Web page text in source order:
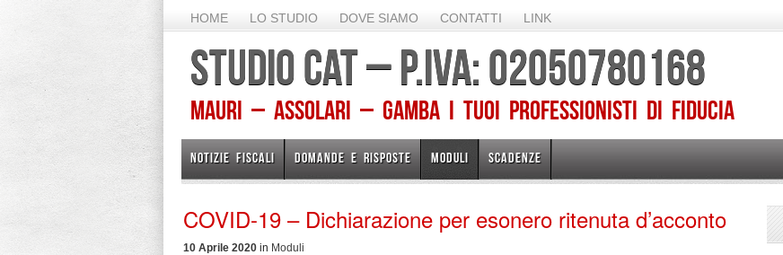
HOME LO STUDIO DOVE SIAMO CONTATTI LINK
STUDIO CAT – P.IVA: 02050780168
Mauri – Assolari – Gamba I TUOI PROFESSIONISTI DI FIDUCIA
NOTIZIE FISCALI DOMANDE E RISPOSTE MODULI SCADENZE
COVID-19 – Dichiarazione per esonero ritenuta d’acconto
10 Aprile 2020 in Moduli